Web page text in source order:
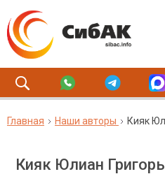
Главная Наши авторы Кияк
Кияк Юлиан